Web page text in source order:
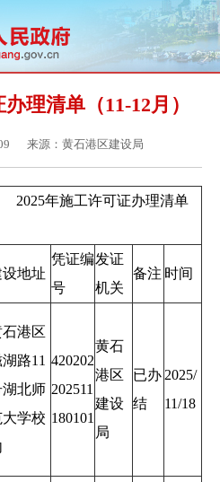
理清单（11-12月）
来源：黄石港区建设局
可证办理清单
地址
凭证编
号
发证
机关
备注 时间
港区
路11
湖北师
学校
420202
202511
180101
黄石
港区
建设
局
已办
结
2025/
11/18